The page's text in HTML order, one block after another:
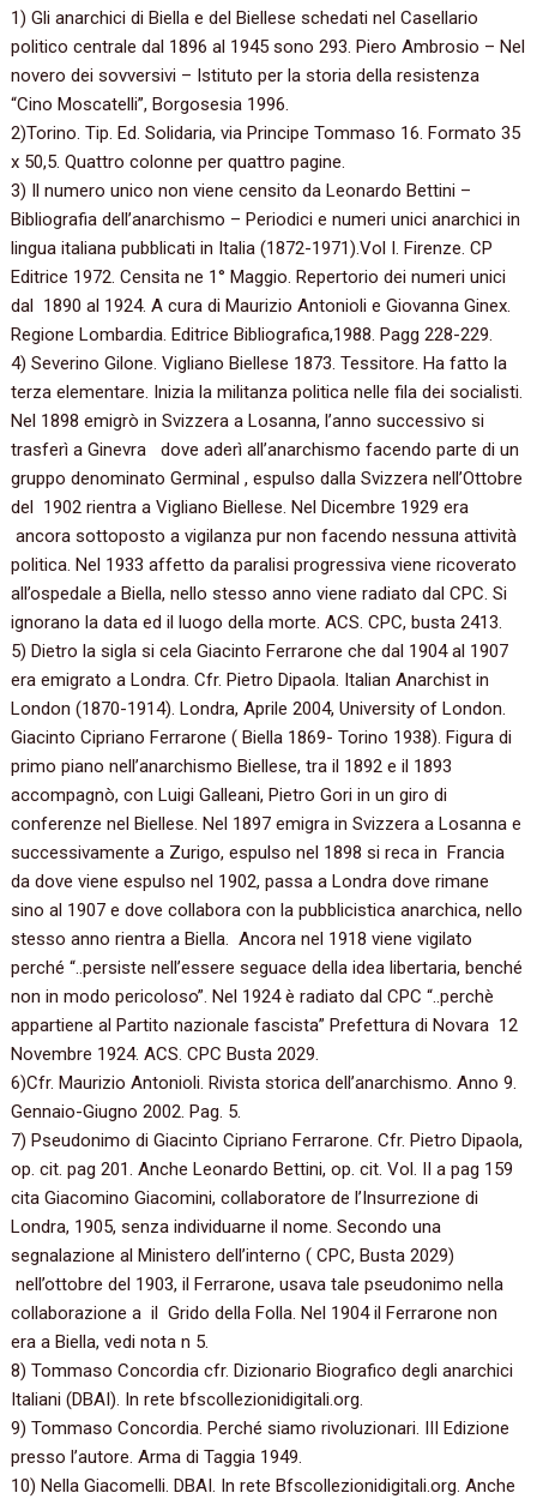
1) Gli anarchici di Biella e del Biellese schedati nel Casellario
politico centrale dal 1896 al 1945 sono 293. Piero Ambrosio – Nel
novero dei sovversivi – Istituto per la storia della resistenza
“Cino Moscatelli”, Borgosesia 1996.
2)Torino. Tip. Ed. Solidaria, via Principe Tommaso 16. Formato 35
x 50,5. Quattro colonne per quattro pagine.
3) Il numero unico non viene censito da Leonardo Bettini –
Bibliografia dell’anarchismo – Periodici e numeri unici anarchici in
lingua italiana pubblicati in Italia (1872-1971).Vol I. Firenze. CP
Editrice 1972. Censita ne 1° Maggio. Repertorio dei numeri unici
dal 1890 al 1924. A cura di Maurizio Antonioli e Giovanna Ginex.
Regione Lombardia. Editrice Bibliografica,1988. Pagg 228-229.
4) Severino Gilone. Vigliano Biellese 1873. Tessitore. Ha fatto la
terza elementare. Inizia la militanza politica nelle fila dei socialisti.
Nel 1898 emigrò in Svizzera a Losanna, l’anno successivo si
trasferì a Ginevra dove aderì all’anarchismo facendo parte di un
gruppo denominato Germinal , espulso dalla Svizzera nell’Ottobre
del 1902 rientra a Vigliano Biellese. Nel Dicembre 1929 era
ancora sottoposto a vigilanza pur non facendo nessuna attività
politica. Nel 1933 affetto da paralisi progressiva viene ricoverato
all’ospedale a Biella, nello stesso anno viene radiato dal CPC. Si
ignorano la data ed il luogo della morte. ACS. CPC, busta 2413.
5) Dietro la sigla si cela Giacinto Ferrarone che dal 1904 al 1907
era emigrato a Londra. Cfr. Pietro Dipaola. Italian Anarchist in
London (1870-1914). Londra, Aprile 2004, University of London.
Giacinto Cipriano Ferrarone ( Biella 1869- Torino 1938). Figura di
primo piano nell’anarchismo Biellese, tra il 1892 e il 1893
accompagnò, con Luigi Galleani, Pietro Gori in un giro di
conferenze nel Biellese. Nel 1897 emigra in Svizzera a Losanna e
successivamente a Zurigo, espulso nel 1898 si reca in Francia
da dove viene espulso nel 1902, passa a Londra dove rimane
sino al 1907 e dove collabora con la pubblicistica anarchica, nello
stesso anno rientra a Biella. Ancora nel 1918 viene vigilato
perché “..persiste nell’essere seguace della idea libertaria, benché
non in modo pericoloso”. Nel 1924 è radiato dal CPC “..perchè
appartiene al Partito nazionale fascista” Prefettura di Novara 12
Novembre 1924. ACS. CPC Busta 2029.
6)Cfr. Maurizio Antonioli. Rivista storica dell’anarchismo. Anno 9.
Gennaio-Giugno 2002. Pag. 5.
7) Pseudonimo di Giacinto Cipriano Ferrarone. Cfr. Pietro Dipaola,
op. cit. pag 201. Anche Leonardo Bettini, op. cit. Vol. II a pag 159
cita Giacomino Giacomini, collaboratore de l’Insurrezione di
Londra, 1905, senza individuarne il nome. Secondo una
segnalazione al Ministero dell’interno ( CPC, Busta 2029)
nell’ottobre del 1903, il Ferrarone, usava tale pseudonimo nella
collaborazione a il Grido della Folla. Nel 1904 il Ferrarone non
era a Biella, vedi nota n 5.
8) Tommaso Concordia cfr. Dizionario Biografico degli anarchici
Italiani (DBAI). In rete bfscollezionidigitali.org.
9) Tommaso Concordia. Perché siamo rivoluzionari. III Edizione
presso l’autore. Arma di Taggia 1949.
10) Nella Giacomelli. DBAI. In rete Bfscollezionidigitali.org. Anche